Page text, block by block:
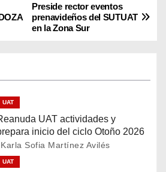
Preside rector eventos
prenavideños del SUTUAT
en la Zona Sur
UAT
UAT actividades y
inicio del ciclo Otoño 2026
Karla Sofia Martínez Avilés
UAT